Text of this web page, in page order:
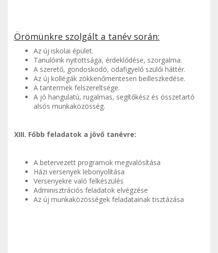
Örömünkre szolgált a tanév során:
Az új iskolai épület.
Tanulóink nyitottsága, érdeklődése, szorgalma.
A szerető, gondoskodó, odafigyelő szülői háttér.
Az új kollégák zökkenőmentesen beilleszkedése.
A tantermek felszereltsége.
A jó hangulatú, rugalmas, segítőkész és összetartó
alsós munkaközösség.
XIII. Főbb feladatok a jövő tanévre:
A betervezett programok megvalósítása
Házi versenyek lebonyolítása
Versenyekre való felkészülés
Adminisztrációs feladatok elvégzése
Az új munkaközösségek feladatainak tisztázása